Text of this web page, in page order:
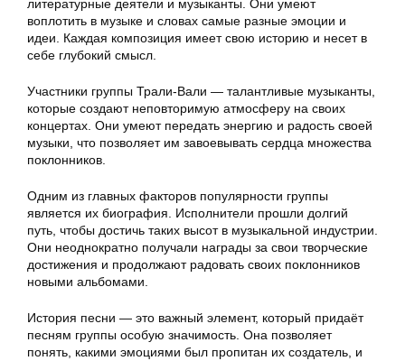
литературные деятели и музыканты. Они умеют
воплотить в музыке и словах самые разные эмоции и
идеи. Каждая композиция имеет свою историю и несет в
себе глубокий смысл.
Участники группы Трали-Вали — талантливые музыканты,
которые создают неповторимую атмосферу на своих
концертах. Они умеют передать энергию и радость своей
музыки, что позволяет им завоевывать сердца множества
поклонников.
Одним из главных факторов популярности группы
является их биография. Исполнители прошли долгий
путь, чтобы достичь таких высот в музыкальной индустрии.
Они неоднократно получали награды за свои творческие
достижения и продолжают радовать своих поклонников
новыми альбомами.
История песни — это важный элемент, который придаёт
песням группы особую значимость. Она позволяет
понять, какими эмоциями был пропитан их создатель, и